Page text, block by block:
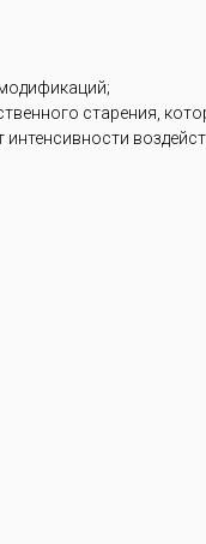
старения,